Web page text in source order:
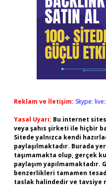
Reklam ve İletişim: Skype:
Yasal Uyarı: Bu internet
veya şahıs şirketi ile hiçbir
Sitede yalnızca kendi
paylaşılmaktadır. Burada
taşımamakta olup, gerçek
paylaşım
benzerlikleri tamamen
taslak halindedir ve tavsiye